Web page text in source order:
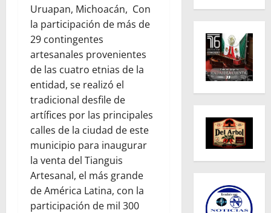
Uruapan, Michoacán, Con
la participación de más de
29 contingentes
artesanales provenientes
de las cuatro etnias de la
entidad, se realizó el
tradicional desfile de
artífices por las principales
calles de la ciudad de este
municipio para inaugurar
la venta del Tianguis
Artesanal, el más grande
de América Latina, con la
participación de mil 300